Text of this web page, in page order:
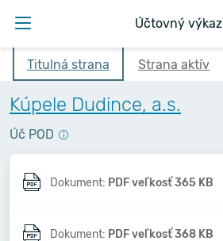
Účtovný výkaz
Titulná strana Strana aktív
Kúpele Dudince, a.s.
Úč POD
Dokument: PDF veľkosť 365 KB
Dokument: PDF veľkosť 368 KB